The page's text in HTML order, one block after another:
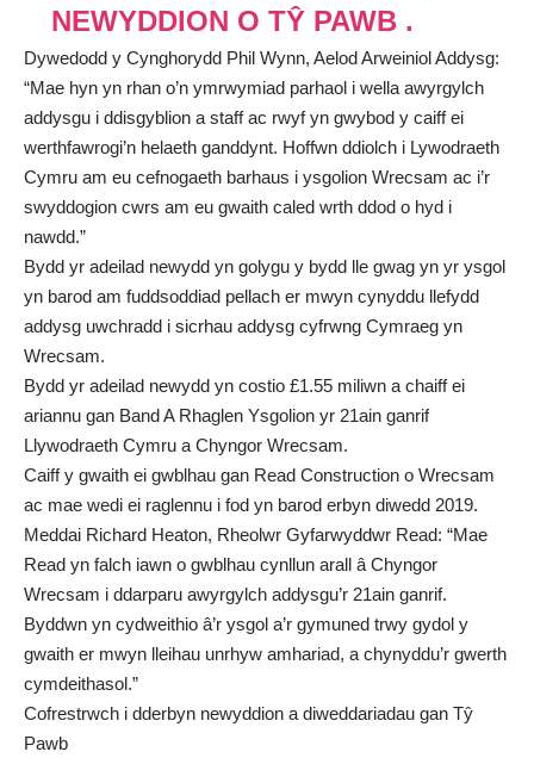
NEWYDDION O TŶ PAWB .
Dywedodd y Cynghorydd Phil Wynn, Aelod Arweiniol Addysg:
“Mae hyn yn rhan o’n ymrwymiad parhaol i wella awyrgylch
addysgu i ddisgyblion a staff ac rwyf yn gwybod y caiff ei
werthfawrogi’n helaeth ganddynt. Hoffwn ddiolch i Lywodraeth
Cymru am eu cefnogaeth barhaus i ysgolion Wrecsam ac i’r
swyddogion cwrs am eu gwaith caled wrth ddod o hyd i
nawdd.”
Bydd yr adeilad newydd yn golygu y bydd lle gwag yn yr ysgol
yn barod am fuddsoddiad pellach er mwyn cynyddu llefydd
addysg uwchradd i sicrhau addysg cyfrwng Cymraeg yn
Wrecsam.
Bydd yr adeilad newydd yn costio £1.55 miliwn a chaiff ei
ariannu gan Band A Rhaglen Ysgolion yr 21ain ganrif
Llywodraeth Cymru a Chyngor Wrecsam.
Caiff y gwaith ei gwblhau gan Read Construction o Wrecsam
ac mae wedi ei raglennu i fod yn barod erbyn diwedd 2019.
Meddai Richard Heaton, Rheolwr Gyfarwyddwr Read: “Mae
Read yn falch iawn o gwblhau cynllun arall â Chyngor
Wrecsam i ddarparu awyrgylch addysgu’r 21ain ganrif.
Byddwn yn cydweithio â’r ysgol a’r gymuned trwy gydol y
gwaith er mwyn lleihau unrhyw amhariad, a chynyddu’r gwerth
cymdeithasol.”
Cofrestrwch i dderbyn newyddion a diweddariadau gan Tŷ
Pawb